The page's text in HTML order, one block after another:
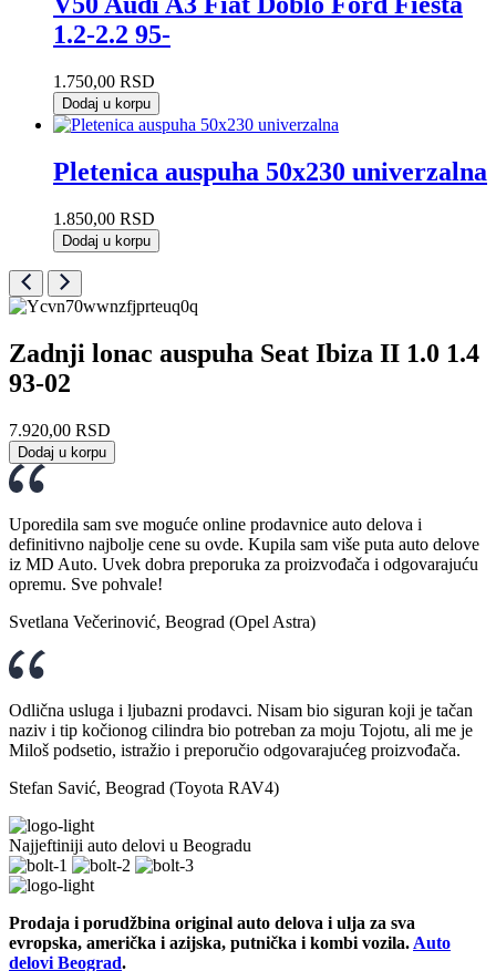
1.2-2.2 95-
1.750,00 RSD
Dodaj u korpu
Pletenica auspuha 50x230 univerzalna
1.850,00 RSD
Dodaj u korpu
Zadnji lonac auspuha Seat Ibiza II 1.0 1.4
93-02
7.920,00 RSD
Dodaj u korpu
Uporedila sam sve moguće online prodavnice auto delova i
definitivno najbolje cene su ovde. Kupila sam više puta auto delove
iz MD Auto. Uvek dobra preporuka za proizvođača i odgovarajuću
opremu. Sve pohvale!
Svetlana Večerinović, Beograd (Opel Astra)
Odlična usluga i ljubazni prodavci. Nisam bio siguran koji je tačan
naziv i tip kočionog cilindra bio potreban za moju Tojotu, ali me je
Miloš podsetio, istražio i preporučio odgovarajućeg proizvođača.
Stefan Savić, Beograd (Toyota RAV4)
Najjeftiniji auto delovi u Beogradu
Prodaja i porudžbina original auto delova i ulja za sva
evropska, američka i azijska, putnička i kombi vozila. Auto
delovi Beograd.